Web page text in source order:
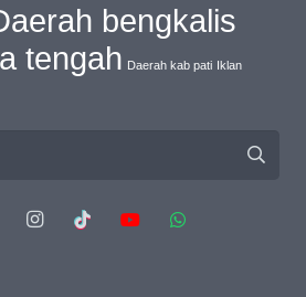
bengkalis
tengah Daerah kab pati Iklan